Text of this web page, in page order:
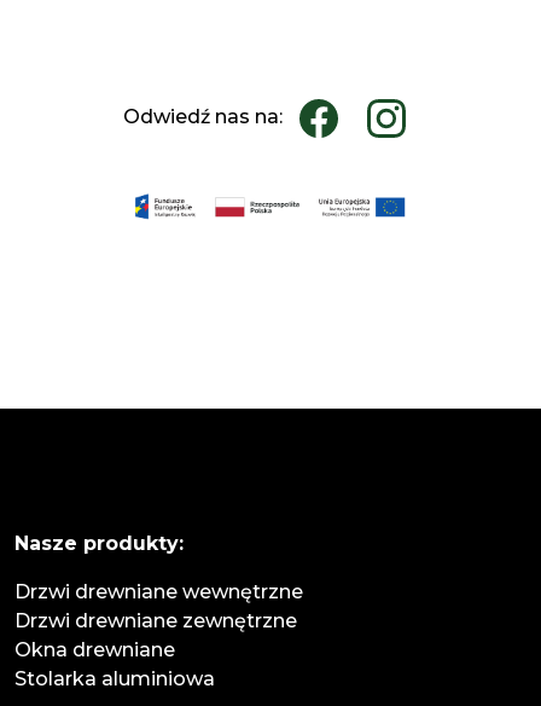
Odwiedź nas na:
Nasze produkty:
Drzwi drewniane wewnętrzne
Drzwi drewniane zewnętrzne
Okna drewniane
Stolarka aluminiowa